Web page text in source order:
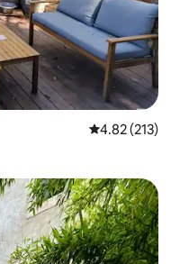
평점 4.82점(5
4.82 (213)